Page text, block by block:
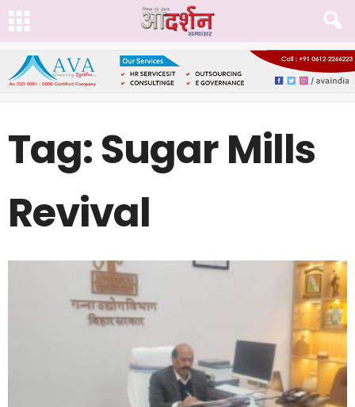
Tag: Sugar Mills
Revival